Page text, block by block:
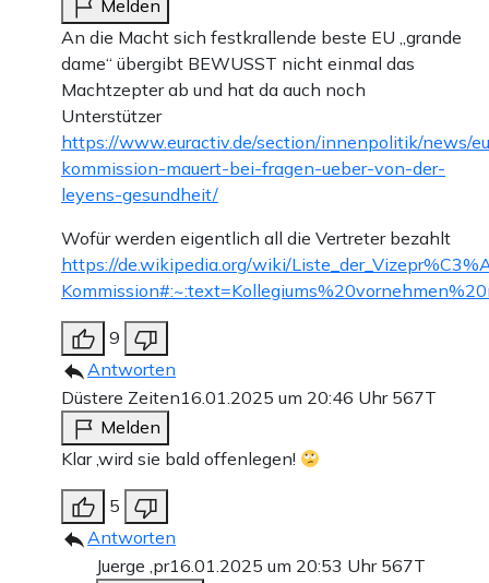
Melden
An die Macht sich festkrallende beste EU „grande
dame“ übergibt BEWUSST nicht einmal das
Machtzepter ab und hat da auch noch
Unterstützer
https://www.euractiv.de/section/innenpolitik/news/
kommission-mauert-bei-fragen-ueber-von-der-
leyens-gesundheit/
Wofür werden eigentlich all die Vertreter bezahlt
https://de.wikipedia.org/wiki/
9
Antworten
Düstere Zeiten16.01.2025 um 20:46 Uhr 567T
Melden
Klar ,wird sie bald offenlegen!
5
Antworten
Juerge ,pr16.01.2025 um 20:53 Uhr 567T